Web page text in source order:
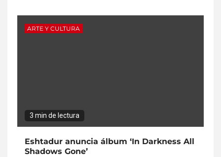
ARTE Y CULTURA
3 min de lectura
Eshtadur anuncia álbum ‘In Darkness All
Shadows Gone’